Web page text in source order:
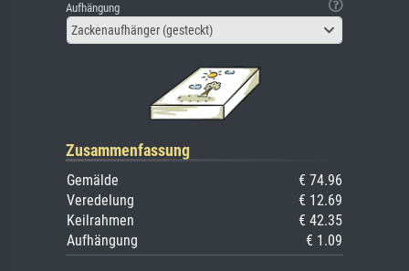
Aufhängung
Zackenaufhänger (gesteckt)
Zusammenfassung
Gemälde
€ 74.96
Veredelung
€ 12.69
Keilrahmen
€ 42.35
Aufhängung
€ 1.09